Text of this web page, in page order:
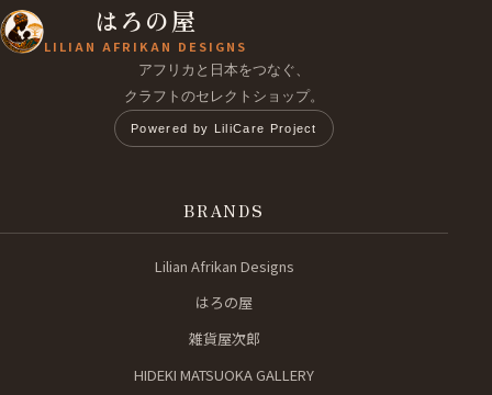
はろの屋
LILIAN AFRIKAN DESIGNS
アフリカと日本をつなぐ、
クラフトのセレクトショップ。
Powered by LiliCare Project
BRANDS
Lilian Afrikan Designs
はろの屋
雑貨屋次郎
HIDEKI MATSUOKA GALLERY